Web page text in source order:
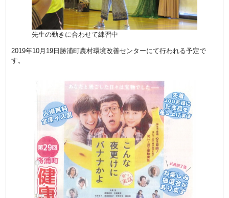
先生の動きに合わせて練習中
2019年10月19日勝浦町農村環境改善センターにて行われる予定で
す。